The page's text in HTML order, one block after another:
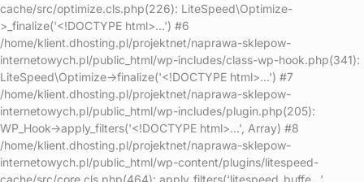
cache/src/optimize.cls.php(226): LiteSpeed\Optimize-
>_finalize('<!DOCTYPE html>...') #6
/home/klient.dhosting.pl/projektnet/naprawa-sklepow-
internetowych.pl/public_html/wp-includes/class-wp-hook.php(341):
LiteSpeed\Optimize->finalize('<!DOCTYPE html>...') #7
/home/klient.dhosting.pl/projektnet/naprawa-sklepow-
internetowych.pl/public_html/wp-includes/plugin.php(205):
WP_Hook->apply_filters('<!DOCTYPE html>...', Array) #8
/home/klient.dhosting.pl/projektnet/naprawa-sklepow-
internetowych.pl/public_html/wp-content/plugins/litespeed-
cache/src/core.cls.php(464): apply_filters('litespeed_buffe...',